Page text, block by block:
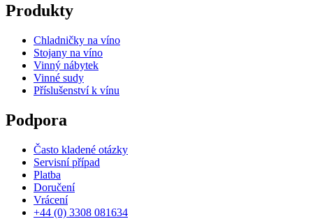
Produkty
Chladničky na víno
Stojany na víno
Vinný nábytek
Vinné sudy
Příslušenství k vínu
Podpora
Často kladené otázky
Servisní případ
Platba
Doručení
Vrácení
+44 (0) 3308 081634